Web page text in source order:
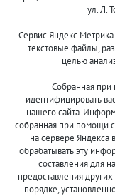
©
Оплата и доставка
Акции и скидки
ул. Л.
Сервис Яндекс
текстовые файлы,
целью
Собранная
идентифицировать
нашего сайта.
собранная при помощи
на сервере Яндекса
обрабатывать эту
составления для
предоставления
порядке,